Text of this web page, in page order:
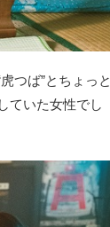
つば”とちょっと
ていた女性でし